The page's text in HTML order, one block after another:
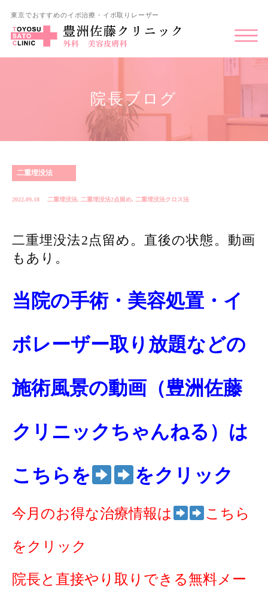
東京でおすすめのイボ治療・イボ取りレーザー
院長ブログ
二重埋没法
2022.09.18 二重埋没法, 二重埋没法2点留め, 二重埋没法クロス法
二重埋没法2点留め。直後の状態。動画
もあり。
当院の手術・美容処置・イ
ボレーザー取り放題などの
施術風景の動画（豊洲佐藤
クリニックちゃんねる）は
こちらを をクリック
今月のお得な治療情報は こちら
をクリック
院長と直接やり取りできる無料メー